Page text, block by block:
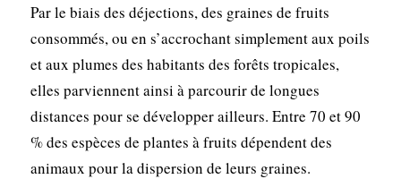
Par le biais des déjections, des graines de fruits
consommés, ou en s’accrochant simplement aux poils
et aux plumes des habitants des forêts tropicales,
elles parviennent ainsi à parcourir de longues
distances pour se développer ailleurs. Entre 70 et 90
% des espèces de plantes à fruits dépendent des
animaux pour la dispersion de leurs graines.